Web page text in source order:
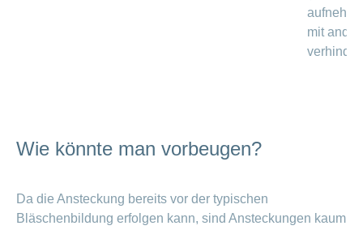
mit
Wie könnte man vorbeugen?
Da die Ansteckung bereits vor der typischen
Bläschenbildung erfolgen kann, sind Ansteckungen kaum